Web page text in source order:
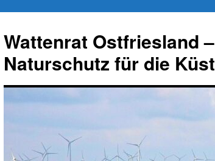
springen
Wattenrat Ostfriesland
Naturschutz für die